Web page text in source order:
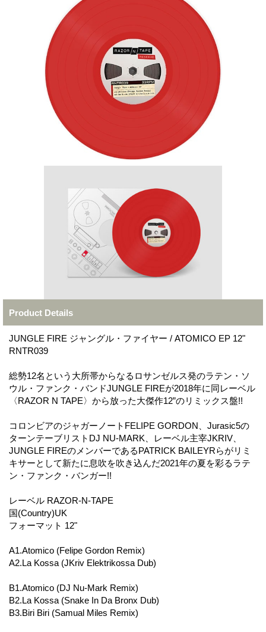
Product Details
JUNGLE FIRE ジャングル・ファイヤー / ATOMICO EP 12"
RNTR039
総勢12名という大所帯からなるロサンゼルス発のラテン・ソ
ウル・ファンク・バンドJUNGLE FIREが2018年に同レーベル
〈RAZOR N TAPE〉から放った大傑作12”のリミックス盤!!
コロンビアのジャガーノートFELIPE GORDON、Jurasic5の
ターンテーブリストDJ NU-MARK、レーベル主宰JKRIV、
JUNGLE FIREのメンバーであるPATRICK BAILEYRらがリミ
キサーとして新たに息吹を吹き込んだ2021年の夏を彩るラテ
ン・ファンク・バンガー!!
レーベル RAZOR-N-TAPE
国(Country)UK
フォーマット 12"
A1.Atomico (Felipe Gordon Remix)
A2.La Kossa (JKriv Elektrikossa Dub)
B1.Atomico (DJ Nu-Mark Remix)
B2.La Kossa (Snake In Da Bronx Dub)
B3.Biri Biri (Samual Miles Remix)